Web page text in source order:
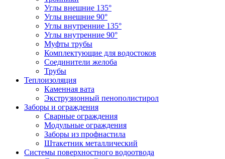
Углы внешние 135°
Углы внешние 90°
Углы внутренние 135°
Углы внутренние 90°
Муфты трубы
Комплектующие для водостоков
Соединители желоба
Трубы
Теплоизоляция
Каменная вата
Экструзионный пенополистирол
Заборы и ограждения
Сварные ограждения
Модульные ограждения
Заборы из профнастила
Штакетник металлический
Системы поверхностного водоотвода